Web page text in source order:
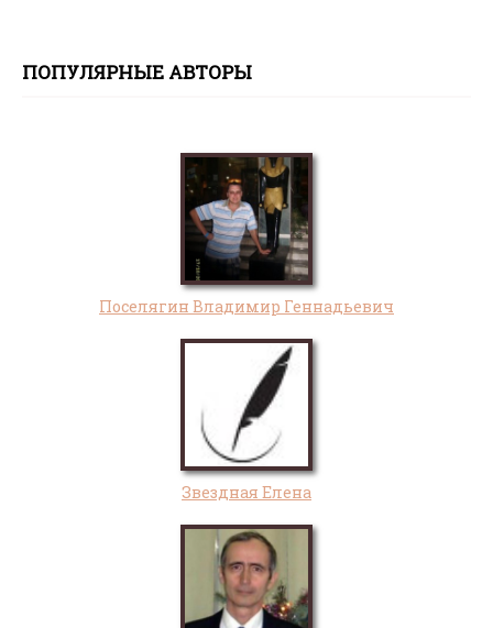
ПОПУЛЯРНЫЕ АВТОРЫ
Поселягин Владимир Геннадьевич
Звездная Елена